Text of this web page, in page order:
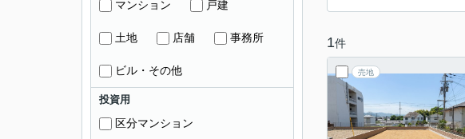
1件
売地
マンション 戸建
土地 店舗 事務所
ビル・その他
投資用
区分マンション